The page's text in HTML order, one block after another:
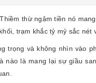
thừ ngậm tiền nó
trạm khắc tỷ mỷ sắc nét
và không nhìn vào
là mang lại sự giầu